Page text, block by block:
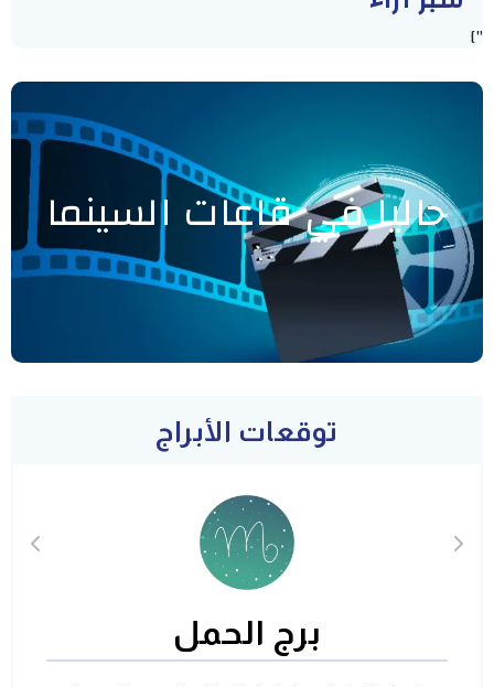
"]
حاليا في قاعات السينما
توقعات الأبراج
برج الحمل